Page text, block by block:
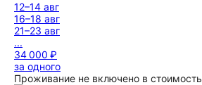
12–14 авг
16–18 авг
21–23 авг
...
34 000 ₽
за одного
Проживание не включено в стоимость